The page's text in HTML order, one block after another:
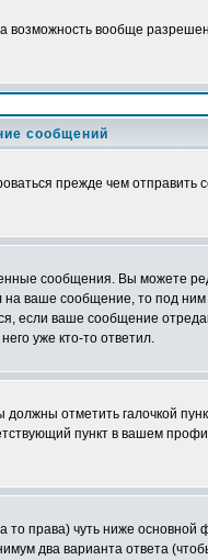
вообще
сообщений
прежде чем
сообщения. Вы можете
ваше сообщение, то под
ваше сообщение
уже кто-то ответил.
отметить галочкой
пункт в вашем
то права) чуть ниже
два варианта ответа